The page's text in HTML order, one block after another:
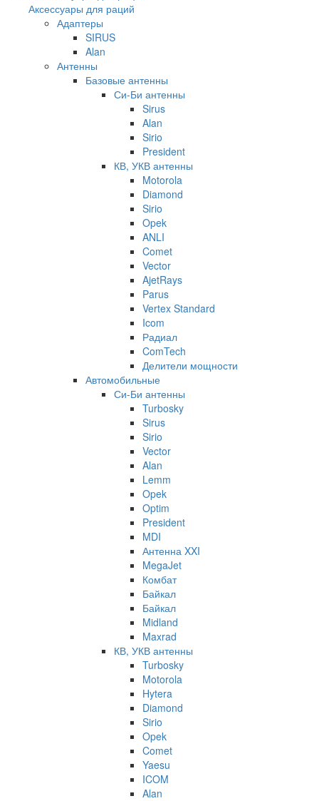
Аксессуары для раций
Адаптеры
SIRUS
Alan
Антенны
Базовые антенны
Си-Би антенны
Sirus
Alan
Sirio
President
КВ, УКВ антенны
Motorola
Diamond
Sirio
Opek
ANLI
Comet
Vector
AjetRays
Parus
Vertex Standard
Icom
Радиал
ComTech
Делители мощности
Автомобильные
Си-Би антенны
Turbosky
Sirus
Sirio
Vector
Alan
Lemm
Opek
Optim
President
MDI
Антенна XXI
MegaJet
Комбат
Байкал
Байкал
Midland
Maxrad
КВ, УКВ антенны
Turbosky
Motorola
Hytera
Diamond
Sirio
Opek
Comet
Yaesu
ICOM
Alan